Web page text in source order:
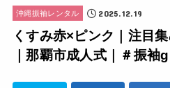
沖縄振袖レンタル 2025.12.19
くすみ赤×ピンク｜注目
｜那覇市成人式｜＃振袖